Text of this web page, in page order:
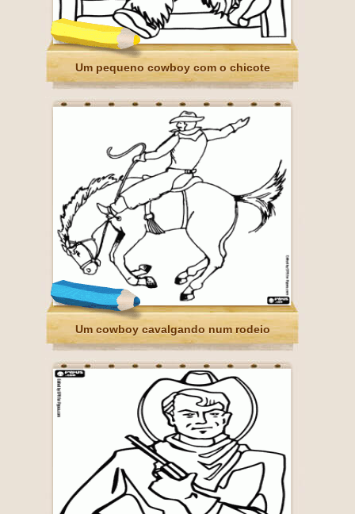
Um pequeno cowboy com o chicote
Um cowboy cavalgando num rodeio